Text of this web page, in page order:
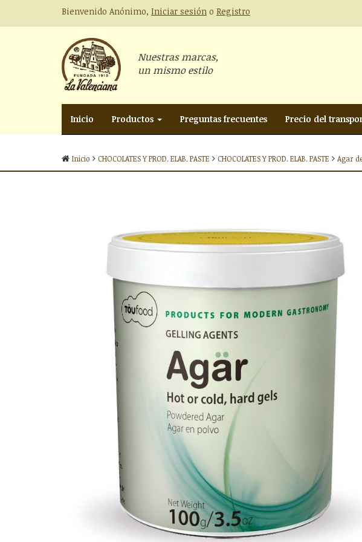
Bienvenido Anónimo, Iniciar sesión o Registro
Nuestras marcas,
un mismo estilo
Inicio Productos Preguntas frecuentes Precio del
Inicio CHOCOLATES Y PROD. ELAB. PASTE CHOCOLATES Y PROD. ELAB. PASTE Agar